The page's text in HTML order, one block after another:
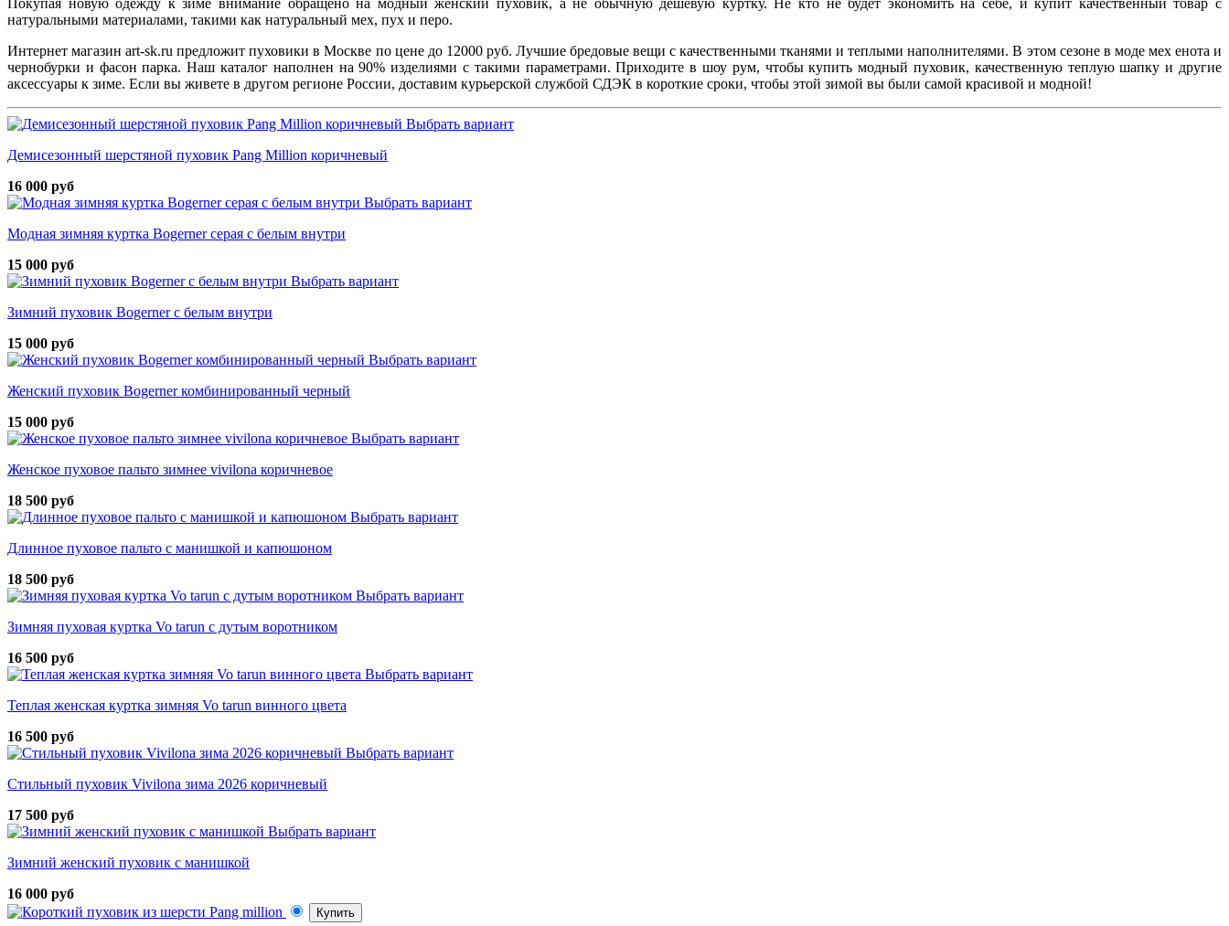
натуральными материалами, такими как натуральный мех, пух и перо.
Интернет магазин art-sk.ru предложит пуховики в Москве по цене до 12000 руб. Лучшие бредовые вещи с качественными тканями и теплыми наполнителями. В этом сезоне в моде мех енота и
чернобурки и фасон парка. Наш каталог наполнен на 90% изделиями с такими параметрами. Приходите в шоу рум, чтобы купить модный пуховик, качественную теплую шапку и другие
аксессуары к зиме. Если вы живете в другом регионе России, доставим курьерской службой СДЭК в короткие сроки, чтобы этой зимой вы были самой красивой и модной!
Выбрать вариант
Демисезонный шерстяной пуховик Pang Million коричневый
16 000 руб
Выбрать вариант
Модная зимняя куртка Bogerner серая с белым внутри
15 000 руб
Выбрать вариант
Зимний пуховик Bogerner с белым внутри
15 000 руб
Выбрать вариант
Женский пуховик Bogerner комбинированный черный
15 000 руб
Выбрать вариант
Женское пуховое пальто зимнее vivilona коричневое
18 500 руб
Выбрать вариант
Длинное пуховое пальто с манишкой и капюшоном
18 500 руб
Выбрать вариант
Зимняя пуховая куртка Vo tarun с дутым воротником
16 500 руб
Выбрать вариант
Теплая женская куртка зимняя Vo tarun винного цвета
16 500 руб
Выбрать вариант
Стильный пуховик Vivilona зима 2026 коричневый
17 500 руб
Выбрать вариант
Зимний женский пуховик с манишкой
16 000 руб
Купить